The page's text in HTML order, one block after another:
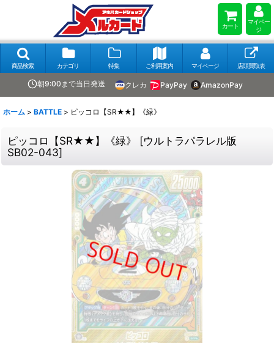
カート
マイペー
ジ
商品検索 カテゴリ 特集 ご利用案内 マイページ 店頭買取表
朝9:00まで当日発送 クレカ PayPay AmazonPay
ホーム > BATTLE > ピッコロ【SR★★】《緑》
ピッコロ【SR★★】《緑》 [ウルトラパラレル版
SB02-043]